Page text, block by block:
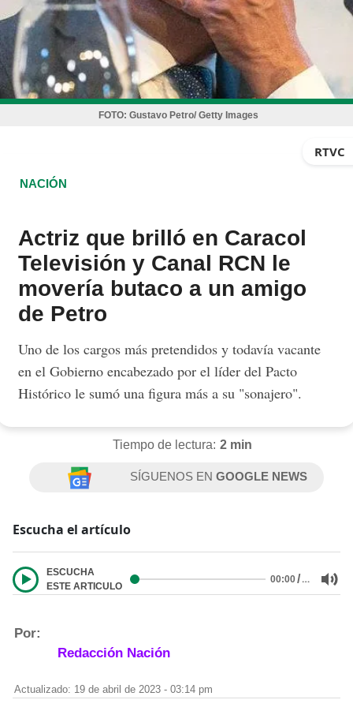
FOTO: Gustavo Petro/ Getty Images
RTVC
NACIÓN
Actriz que brilló en Caracol
Televisión y Canal RCN le
movería butaco a un amigo
de Petro
Uno de los cargos más pretendidos y todavía vacante
en el Gobierno encabezado por el líder del Pacto
Histórico le sumó una figura más a su "sonajero".
Tiempo de lectura: 2 min
SÍGUENOS ENGOOGLE NEWS
Escucha el artículo
ESCUCHA
ESTE ARTICULO
00:00/…
Por:
Redacción Nación
Actualizado: 19 de abril de 2023 - 03:14 pm